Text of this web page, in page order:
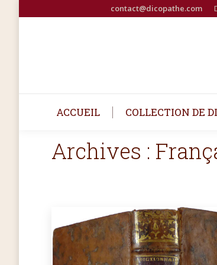
contact@dicopathe.com
ACCUEIL COLLECTION DE
Archives :